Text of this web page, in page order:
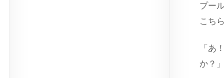
プー
こち
「あ
か？